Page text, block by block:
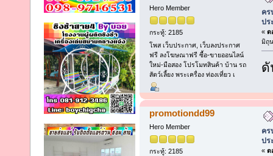
Hero Member
กระทู้: 2185
โพส เว็บประกาศ, เว็บลงประกาศ
ฟรี ลงโฆษณาฟรี ซื้อ-ขายออนไลน์
ใหม่-มือสอง โปรโมทสินค้า บ้าน รถ
สัตว์เลี้ยง พระเครื่อง ท่องเที่ยว เ
คร
ปร
« ต
มิถุ
ดั
promotiondd99
Hero Member
กระทู้: 2185
คร
ปร
« ต